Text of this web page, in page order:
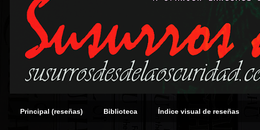
Principal (reseñas) Biblioteca Índice visual de reseñas